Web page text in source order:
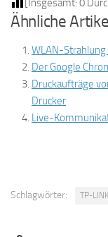
[Insgesamt: 0
Ähnliche Artikel
WLAN-
Der Google
Druckaufträge
Drucker
Live-
Schlagwörter: TP-LINK